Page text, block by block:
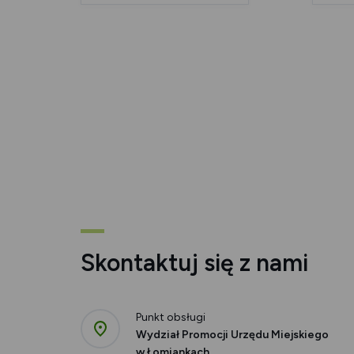
Skontaktuj się z nami
Punkt obsługi
Wydział Promocji Urzędu Miejskiego